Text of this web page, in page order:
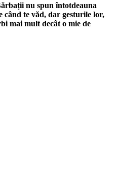
nu spun întotdeauna
când te văd, dar gesturile lor,
mai mult decât o mie de